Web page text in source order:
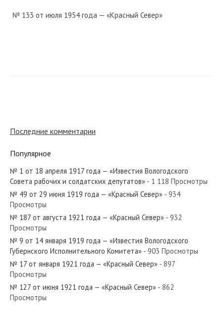
№ 133 от июля 1954 года — «Красный Север»
№ 112 от мая 1986 года — «Красный Север»
№ 58 от марта 1951 года — «Красный Север»
№ 233 от октября 1984 года — «Красный Север»
Последние комментарии
Популярное
№ 1 от 18 апреля 1917 года — «Известия Вологодского
Совета рабочих и солдатских депутатов» - 1 118 Просмотры
№ 49 от 29 июня 1919 года — «Красный Север» - 934
Просмотры
№ 187 от августа 1921 года — «Красный Север» - 932
Просмотры
№ 9 от 14 января 1919 года — «Известия Вологодского
Губернского Исполнительного Комитета» - 903 Просмотры
№ 17 от января 1921 года — «Красный Север» - 897
Просмотры
№ 127 от июня 1921 года — «Красный Север» - 862
Просмотры